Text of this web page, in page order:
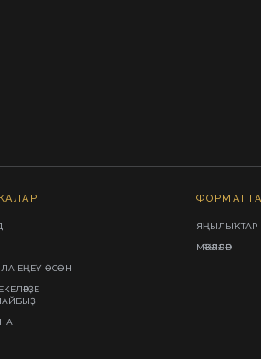
ЕҢЕҮ ӨСӨН
ЯҢЫЛЫҠТАР
МӘҠӘЛӘЛӘР